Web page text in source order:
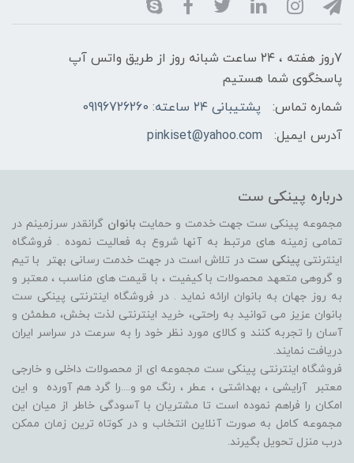
7روز هفته ، ۲۴ ساعت شبانه‌ روز از طریق واتس آپ
پاسخگوی شما هستیم
شماره تماس:
پشتیبانی ۲۴ ساعته: 09196726260
آدرس ایمیل:
pinkiset@yahoo.com
درباره پینکی ست
مجموعه پینکی ست جهت خدمت و حمایت بانوان گرانقدر سرزمینم در
تمامی زمینه های مرتبط به آنها شروع به فعالیت نموده . فروشگاه
اینترنتی پینکی ست در تلاش است در جهت خدمت رسانی بهتر با تیم
و گروهی متعهد محصولات با کیفیت ، با قیمت های مناسب ، معتبر و
به روز جهان به بانوان ارائه نماید . در فروشگاه اینترنتی پینکی ست
بانوان عزیز می توانيد به راحتی، خرید اینترنتی لذت بخش، مطمئن و
آسان را تجربه کنند و کالای مورد نظر خود را به سرعت در سراسر ایران
دریافت نمایند.
فروشگاه اینترنتی پینکی ست مجموعه ای از محصولات داخلی و خارجی
معتبر آرایشی ، بهداشتی ، عطر ، رنگ مو و....را گرد هم آورده و اين
امکان را فراهم نموده است تا مشتريان با آسودگی خاطر از ميان اين
مجموعه کامل به صورت آنلاين انتخاب و در کوتاه ترين زمان ممکن
درب منزل تحویل بگیرند.